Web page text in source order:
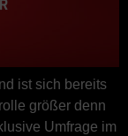
ist sich bereits
größer denn
Umfrage im